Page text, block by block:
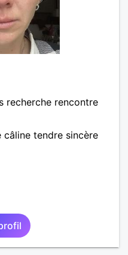
recherche rencontre
câline tendre sincère